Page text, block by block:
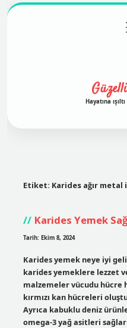
Hayatına
Etiket: Karides ağır metal
Karides Yemek
Tarih: Ekim 8, 2024
Karides yemek neye iyi
karides yemeklere lezzet
malzemeler vücudu hücre
kırmızı kan hücreleri
Ayrıca kabuklu deniz
omega-3 yağ asitleri sağlar